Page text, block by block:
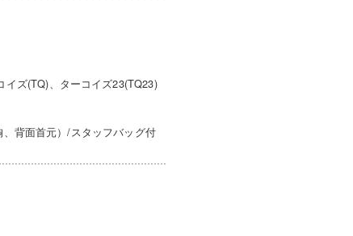
イズ(TQ)、ターコイズ23(TQ23)
背面首元）/スタッフバッグ付